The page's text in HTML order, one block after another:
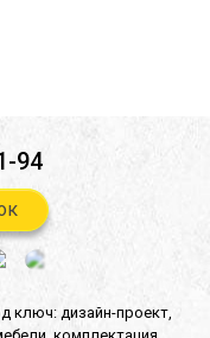
ключ: дизайн-проект,
94